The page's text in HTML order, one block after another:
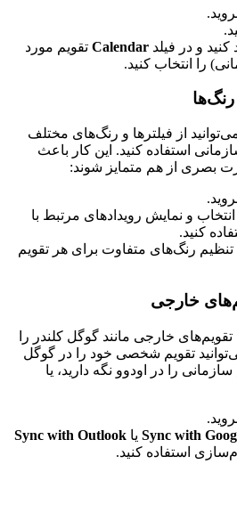
کنید و در فیلد Calendar تقویم مورد
را انتخاب کنید.
از فیلترها و رنگ‌های مختلف
استفاده کنید. این کار باعث
بصری از هم متمایز شوند:
و نمایش رویدادهای مرتبط با
کنید.
تنظیم رنگ‌های متفاوت برای هر تقویم
خارجی مانند گوگل کلندر را
تقویم شخصی خود را در گوگل
را در اودوو نگه دارید، یا
Sync with یا Sync with Outlook
استفاده کنید.